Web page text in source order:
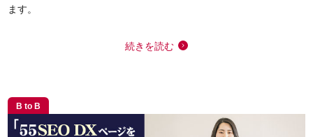
ます。
続きを読む
B to B